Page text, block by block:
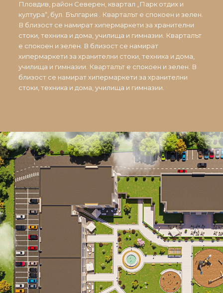
Пловдив, район Северен, квартал „Парк отдих и
култура“, бул. България . Кварталът е спокоен и зелен.
В близост се намират хипермаркети за хранителни
стоки, техника и дома, училища и гимназии. Кварталът
е спокоен и зелен. В близост се намират
хипермаркети за хранителни стоки, техника и дома,
училища и гимназии. Кварталът е спокоен и зелен. В
близост се намират хипермаркети за хранителни
стоки, техника и дома, училища и гимназии.